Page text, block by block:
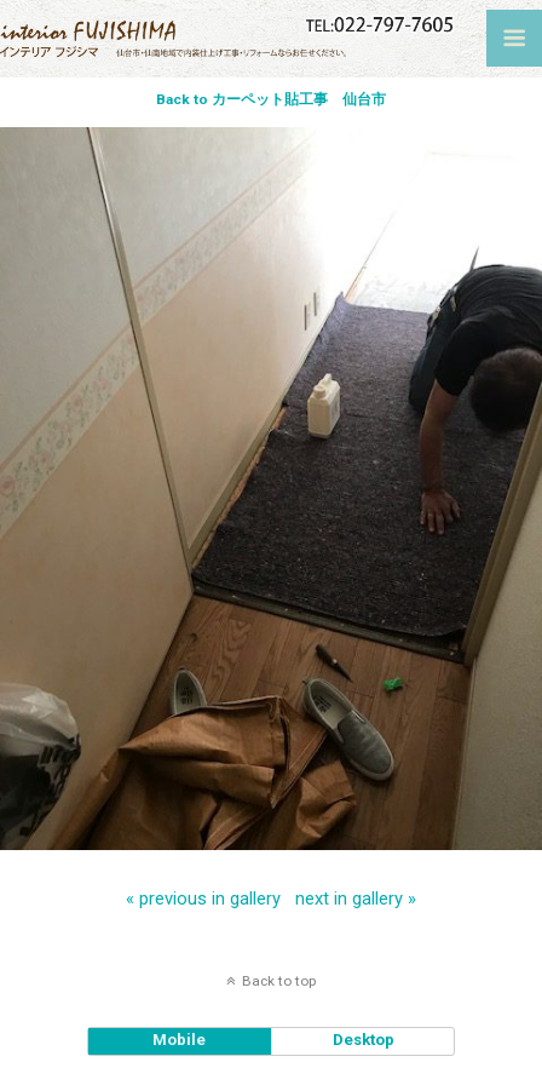
Back to カーペット貼工事 仙台市
« previous in gallery next in gallery »
Back to top
Mobile Desktop